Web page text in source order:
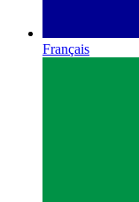
Français